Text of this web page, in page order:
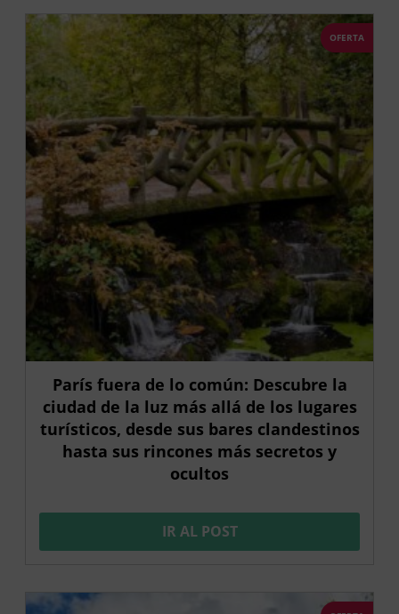
OFERTA
París fuera de lo común: Descubre la
ciudad de la luz más allá de los lugares
turísticos, desde sus bares clandestinos
hasta sus rincones más secretos y
ocultos
IR AL POST